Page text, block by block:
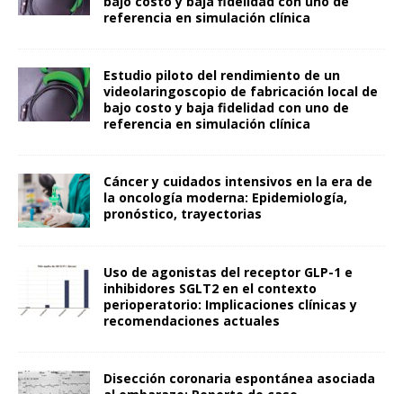
referencia en simulación clínica
Estudio piloto del rendimiento de un
videolaringoscopio de fabricación local de
bajo costo y baja fidelidad con uno de
referencia en simulación clínica
Cáncer y cuidados intensivos en la era de
la oncología moderna: Epidemiología,
pronóstico, trayectorias
Uso de agonistas del receptor GLP-1 e
inhibidores SGLT2 en el contexto
perioperatorio: Implicaciones clínicas y
recomendaciones actuales
Disección coronaria espontánea asociada